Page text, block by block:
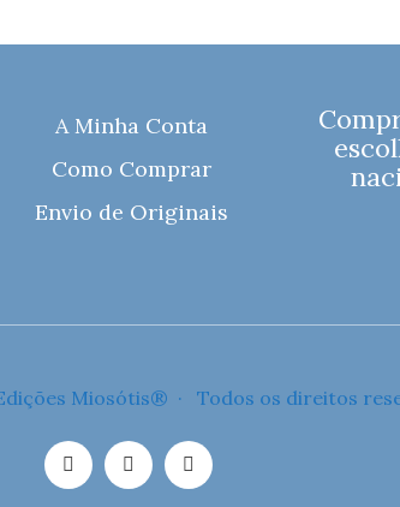
A Minha Conta
Como Comprar
Envio de Originais
Miosótis® · Todos os direitos